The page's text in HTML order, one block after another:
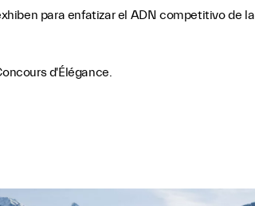
para enfatizar el ADN competitivo de la
d'Élégance.